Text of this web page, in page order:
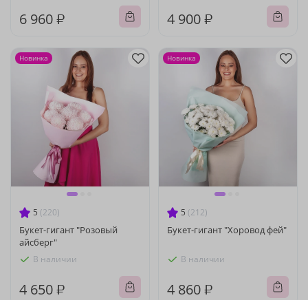
6 960 ₽ 4 900 ₽
5 (220)
Букет-гигант "Розовый
айсберг"
В наличии
4 650 ₽
Новинка
5 (212)
Букет-гигант "Хоровод фей"
В наличии
4 860 ₽
Новинка